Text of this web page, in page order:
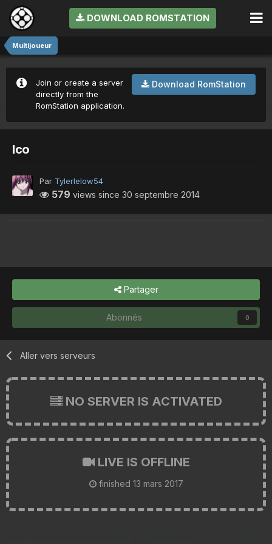
DOWNLOAD ROMSTATION
Multijoueur
Download RomStation
Join or create a server
directly from the
RomStation application.
Ico
Par Tylerlelow54
579 views since 30 septembre 2014
Partager
Abonnés 0
Aller vers serveurs
NO SERVER IS ACTIVATED
LIVE IS OFFLINE
finished 13 mars 2017